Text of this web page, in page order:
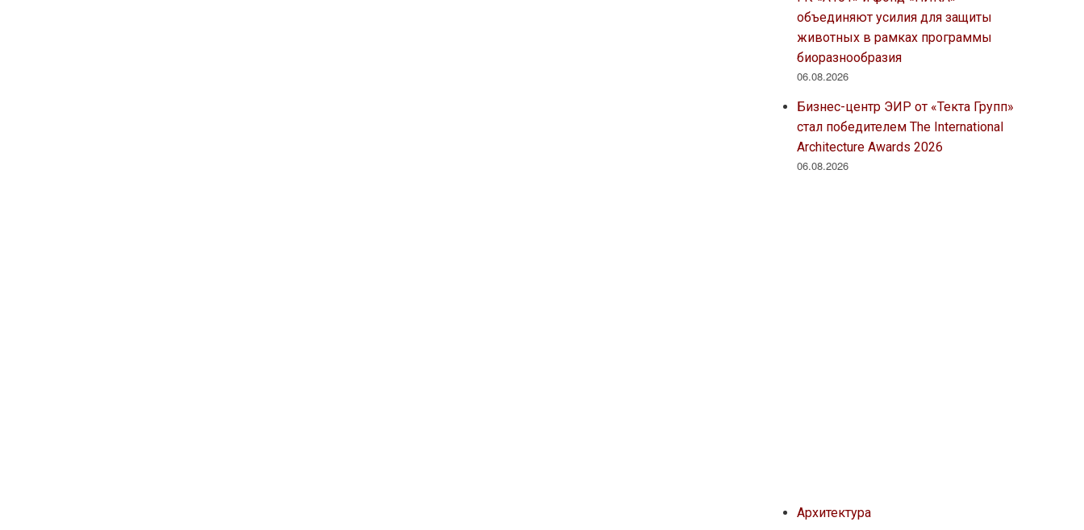
объединяют усилия для защиты
животных в рамках программы
биоразнообразия
06.08.2026
Бизнес-центр ЭИР от «Текта Групп»
стал победителем The International
Architecture Awards 2026
06.08.2026
Архитектура